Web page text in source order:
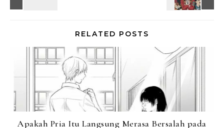
RELATED POSTS
Apakah Pria Itu Langsung Merasa Bersalah pada